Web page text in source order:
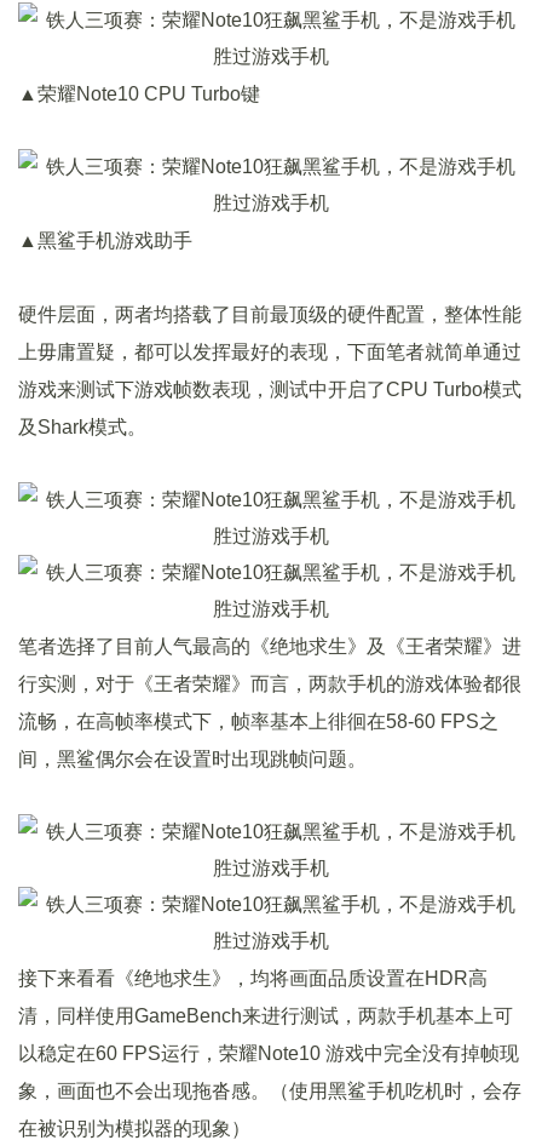
▲荣耀Note10 CPU Turbo键
▲黑鲨手机游戏助手
硬件层面，两者均搭载了目前最顶级的硬件配置，整体性能
上毋庸置疑，都可以发挥最好的表现，下面笔者就简单通过
游戏来测试下游戏帧数表现，测试中开启了CPU Turbo模式
及Shark模式。
笔者选择了目前人气最高的《绝地求生》及《王者荣耀》进
行实测，对于《王者荣耀》而言，两款手机的游戏体验都很
流畅，在高帧率模式下，帧率基本上徘徊在58-60 FPS之
间，黑鲨偶尔会在设置时出现跳帧问题。
接下来看看《绝地求生》，均将画面品质设置在HDR高
清，同样使用GameBench来进行测试，两款手机基本上可
以稳定在60 FPS运行，荣耀Note10 游戏中完全没有掉帧现
象，画面也不会出现拖沓感。（使用黑鲨手机吃机时，会存
在被识别为模拟器的现象）